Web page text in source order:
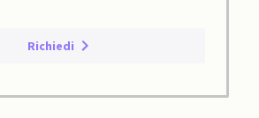
Richiedi